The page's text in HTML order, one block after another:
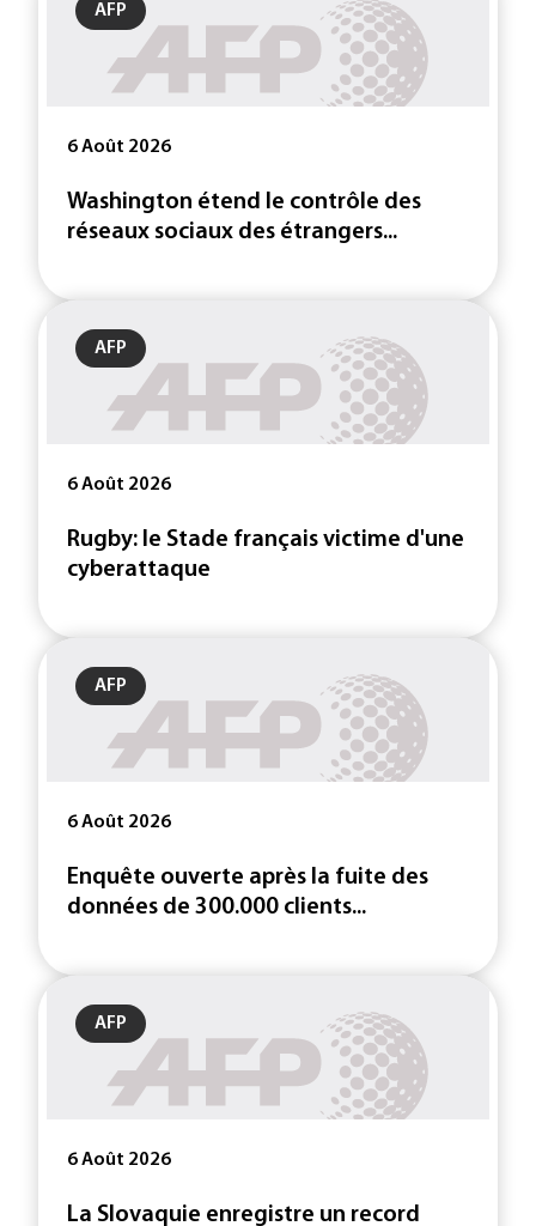
AFP
6 Août 2026
Washington étend le contrôle des
réseaux sociaux des étrangers...
AFP
6 Août 2026
Rugby: le Stade français victime d'une
cyberattaque
AFP
6 Août 2026
Enquête ouverte après la fuite des
données de 300.000 clients...
AFP
6 Août 2026
La Slovaquie enregistre un record